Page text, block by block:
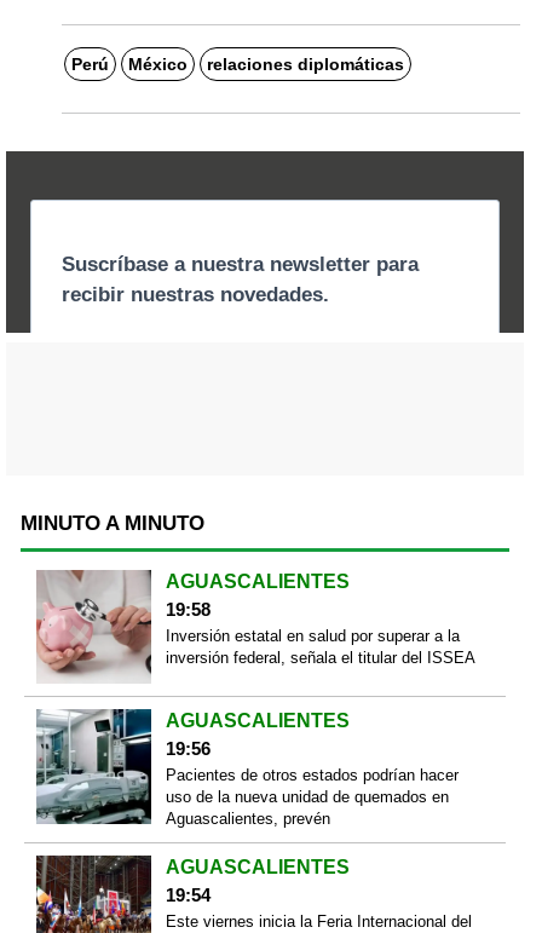
Perú México relaciones diplomáticas
MINUTO A MINUTO
AGUASCALIENTES
19:58
Inversión estatal en salud por superar a la
inversión federal, señala el titular del ISSEA
AGUASCALIENTES
19:56
Pacientes de otros estados podrían hacer
uso de la nueva unidad de quemados en
Aguascalientes, prevén
AGUASCALIENTES
19:54
Este viernes inicia la Feria Internacional del